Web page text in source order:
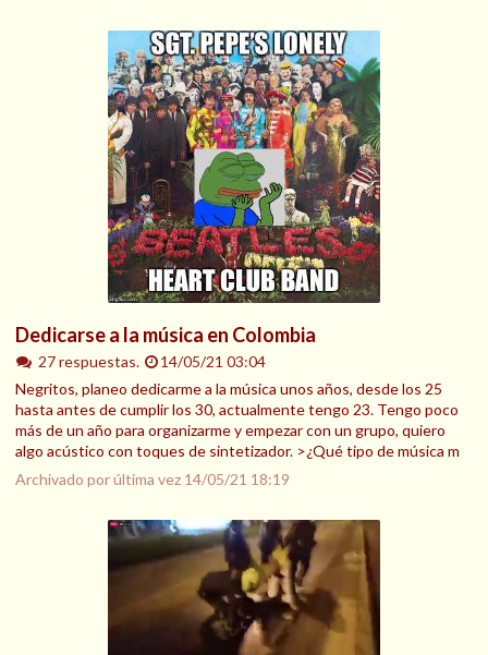
Dedicarse a la música en Colombia
27 respuestas.
14/05/21 03:04
Negritos, planeo dedicarme a la música unos años, desde los 25
hasta antes de cumplir los 30, actualmente tengo 23. Tengo poco
más de un año para organizarme y empezar con un grupo, quiero
algo acústico con toques de sintetizador. >¿Qué tipo de música m
Archivado por última vez 14/05/21 18:19